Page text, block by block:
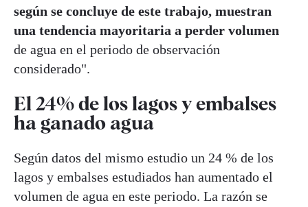
según se concluye de este trabajo, muestran
una tendencia mayoritaria a perder volumen
de agua en el periodo de observación
considerado".
El 24% de los lagos y embalses
ha ganado agua
Según datos del mismo estudio un 24 % de los
lagos y embalses estudiados han aumentado el
volumen de agua en este periodo. La razón se